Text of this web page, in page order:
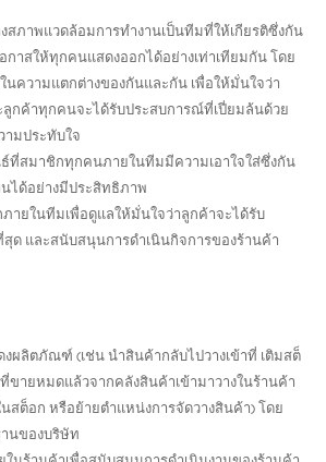
สภาพแวดล้อมการทำงานเป็นทีมที่ให้เกียรติซึ่งกัน
กาสให้ทุกคนแสดงออกได้อย่างเท่าเทียมกัน โดย
นความแตกต่างของกันและกัน เพื่อให้มั่นใจว่า
กค้าทุกคนจะได้รับประสบการณ์ที่เปี่ยมล้นด้วย
ามประทับใจ
ที่สมาชิกทุกคนภายในทีมมีความเอาใจใส่ซึ่งกัน
ได้อย่างมีประสิทธิภาพ
ายในทีมเพื่อดูแลให้มั่นใจว่าลูกค้าจะได้รับ
ด และสนับสนุนการดำเนินกิจการของร้านค้า
งผลิตภัณฑ์ (เช่น นำสินค้ากลับไปวางเข้าที่ เติมสต็
ขายหมดแล้วจากคลังสินค้าเข้ามาวางในร้านค้า
สต็อก หรือย้ายตำแหน่งการจัดวางสินค้า) โดย
นของบริษัท